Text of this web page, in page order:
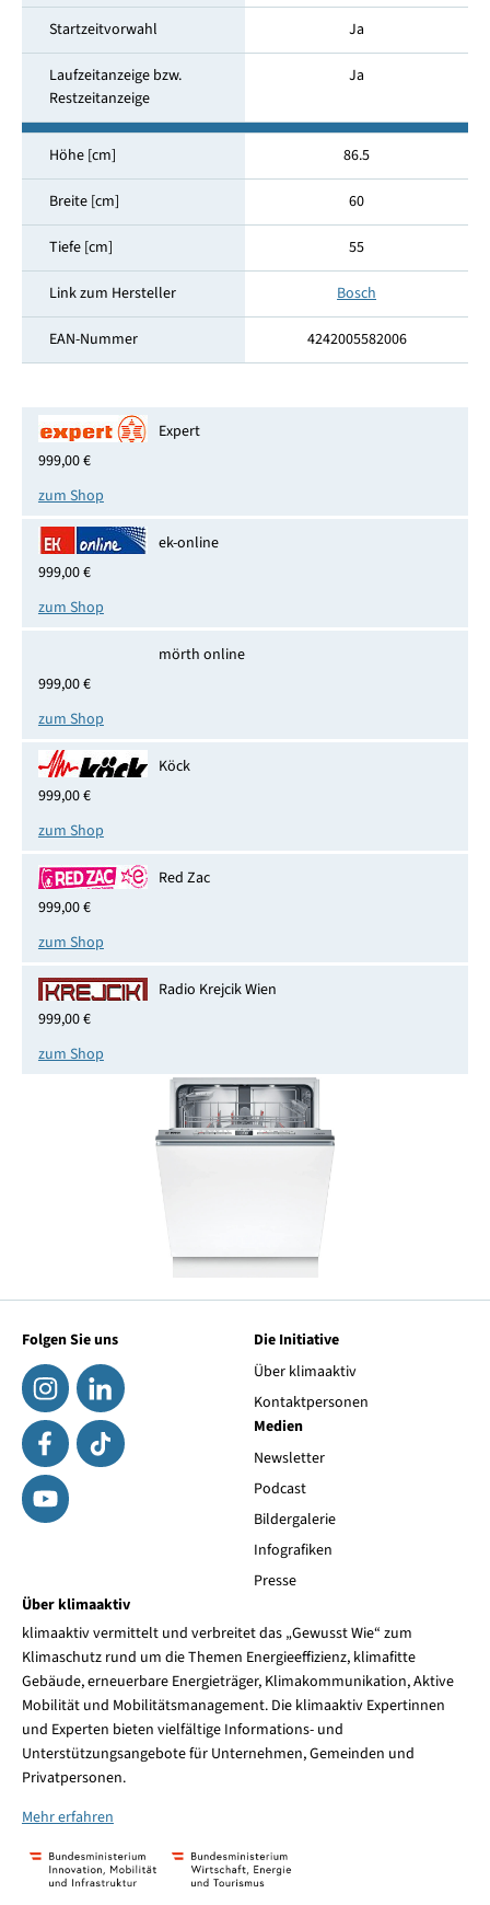
Startzeitvorwahl Ja
Laufzeitanzeige bzw.
Restzeitanzeige
Ja
Höhe [cm] 86.5
Breite [cm] 60
Tiefe [cm] 55
Link zum Hersteller Bosch
EAN-Nummer 4242005582006
Expert
999,00 €
zum Shop
ek-online
999,00 €
zum Shop
mörth online
999,00 €
zum Shop
Köck
999,00 €
zum Shop
Red Zac
999,00 €
zum Shop
Radio Krejcik Wien
999,00 €
zum Shop
Folgen Sie uns
Die Initiative
Über klimaaktiv
Kontaktpersonen
Medien
Newsletter
Podcast
Bildergalerie
Infografiken
Presse
Über klimaaktiv
klimaaktiv vermittelt und verbreitet das „Gewusst Wie“ zum
Klimaschutz rund um die Themen Energieeffizienz, klimafitte
Gebäude, erneuerbare Energieträger, Klimakommunikation, Aktive
Mobilität und Mobilitätsmanagement. Die klimaaktiv Expertinnen
und Experten bieten vielfältige Informations- und
Unterstützungsangebote für Unternehmen, Gemeinden und
Privatpersonen.
Mehr erfahren